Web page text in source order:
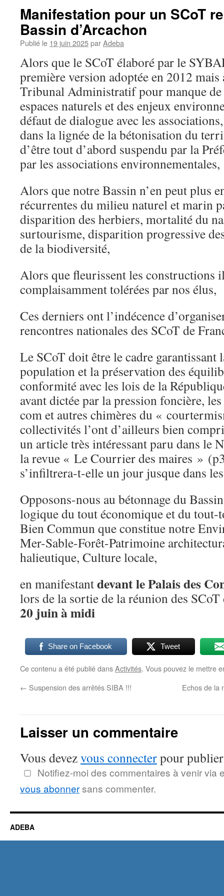
Manifestation pour un SCoT
Bassin d’Arcachon
Publié le 19 juin 2025parAdeba
Alors que le SCoT élaboré par le
première version adoptée en 2012
Tribunal Administratif pour manque de
espaces naturels et des enjeux
défaut de dialogue avec les
dans la lignée de la bétonisation du
d’être tout d’abord suspendu par la
par les associations environnementales,
Alors que notre Bassin n’en peut plus
récurrentes du milieu naturel et marin
disparition des herbiers, mortalité du
surtourisme, disparition progressive
de la biodiversité,
Alors que fleurissent les constructions
complaisamment tolérées par nos élus,
Ces derniers ont l’indécence
rencontres nationales des SCoT de
Le SCoT doit être le cadre garantissant
population et la préservation des
conformité avec les lois de la
avant dictée par la pression foncière,
com et autres chimères du «
collectivités l’ont d’ailleurs bien
un article très intéressant paru dans le
la revue « Le Courrier des maires »
s’infiltrera-t-elle un jour jusque dans
Opposons-nous au bétonnage du
logique du tout économique et du
Bien Commun que constitue notre
Mer-Sable-Forêt-Patrimoine
halieutique, Culture locale,
en manifestantdevant le Palais des
lors de la sortie de la réunion des
20 juin à midi
Share on Facebook Tweet
Ce contenu a été publié dansActivités. Vous pouvez le mettre
← Suspension des arrêtés SIBA !!! Echos de la
Laisser un commentaire
Vous devezvous connecterpour
Notifiez-moi des commentaires à venir via
vous abonnersans commenter.
ADEBA